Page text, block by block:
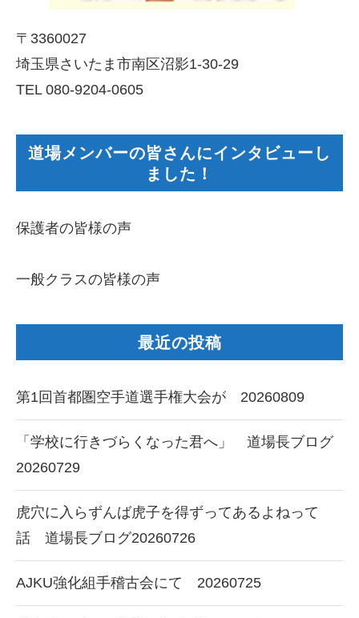
〒3360027
埼玉県さいたま市南区沼影1-30-29
TEL 080-9204-0605
道場メンバーの皆さんにインタビューし
ました！
保護者の皆様の声
一般クラスの皆様の声
最近の投稿
第1回首都圏空手道選手権大会が 20260809
「学校に行きづらくなった君へ」 道場長ブログ
20260729
虎穴に入らずんば虎子を得ずってあるよねって
話 道場長ブログ20260726
AJKU強化組手稽古会にて 20260725